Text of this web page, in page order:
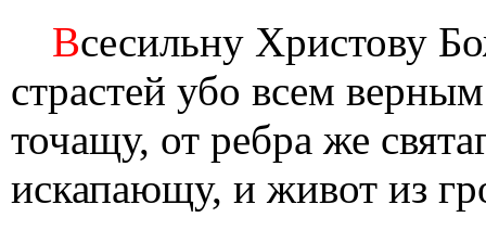
Всесильну Христову
страстей убо всем
точащу, от ребра же
искапающу, и живот из